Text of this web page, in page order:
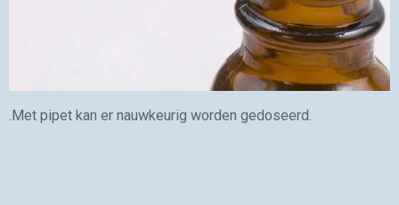
.Met pipet kan er nauwkeurig worden gedoseerd.